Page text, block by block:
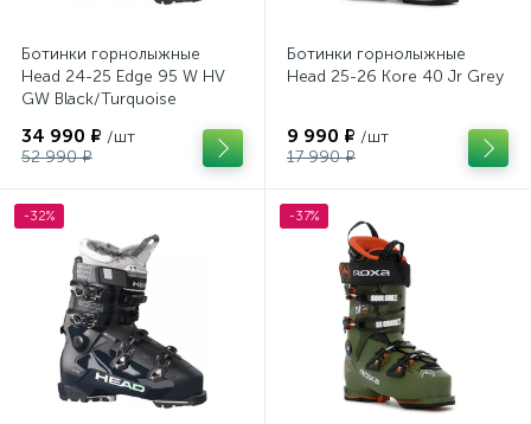
Ботинки горнолыжные
Head 24-25 Edge 95 W HV
GW Black/Turquoise
34 990 ₽ /шт
52 990 ₽
Ботинки горнолыжные
Head 25-26 Kore 40 Jr Grey
9 990 ₽ /шт
17 990 ₽
-32% -37%